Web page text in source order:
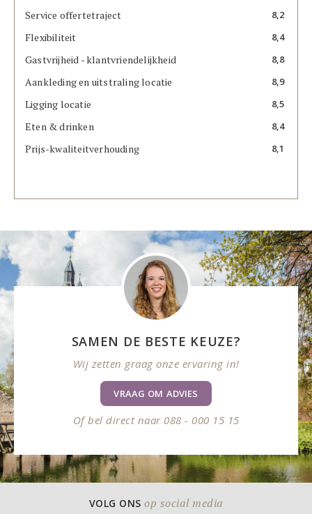
Service offertetraject 8,2
Flexibiliteit 8,4
Gastvrijheid - klantvriendelijkheid 8,8
Aankleding en uitstraling locatie 8,9
Ligging locatie 8,5
Eten & drinken 8,4
Prijs-kwaliteitverhouding 8,1
SAMEN DE BESTE KEUZE?
Wij zetten graag onze ervaring in!
VRAAG OM ADVIES
Of bel direct naar 088 - 000 15 15
VOLG ONS op social media